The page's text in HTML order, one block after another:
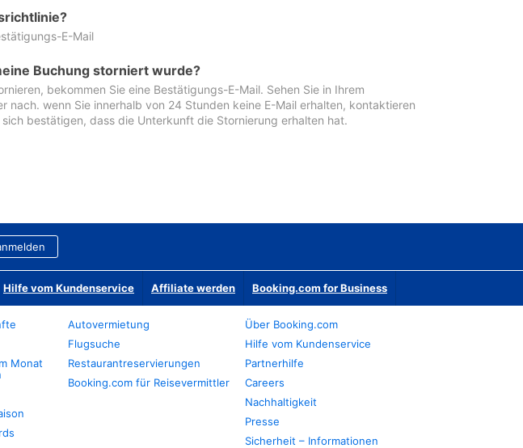
E-Mail
Buchung storniert wurde?
bekommen Sie eine Bestätigungs-E-Mail. Sehen Sie in Ihrem
nach. wenn Sie innerhalb von 24 Stunden keine E-Mail erhalten, kontaktieren
bestätigen, dass die Unterkunft die Stornierung erhalten hat.
Hilfe vom Kundenservice Affiliate werden Booking.com for Business
Monat
Autovermietung
Flugsuche
Restaurantreservierungen
Booking.com für Reisevermittler
Über Booking.com
Hilfe vom Kundenservice
Partnerhilfe
Careers
Nachhaltigkeit
Presse
Sicherheit – Informationen